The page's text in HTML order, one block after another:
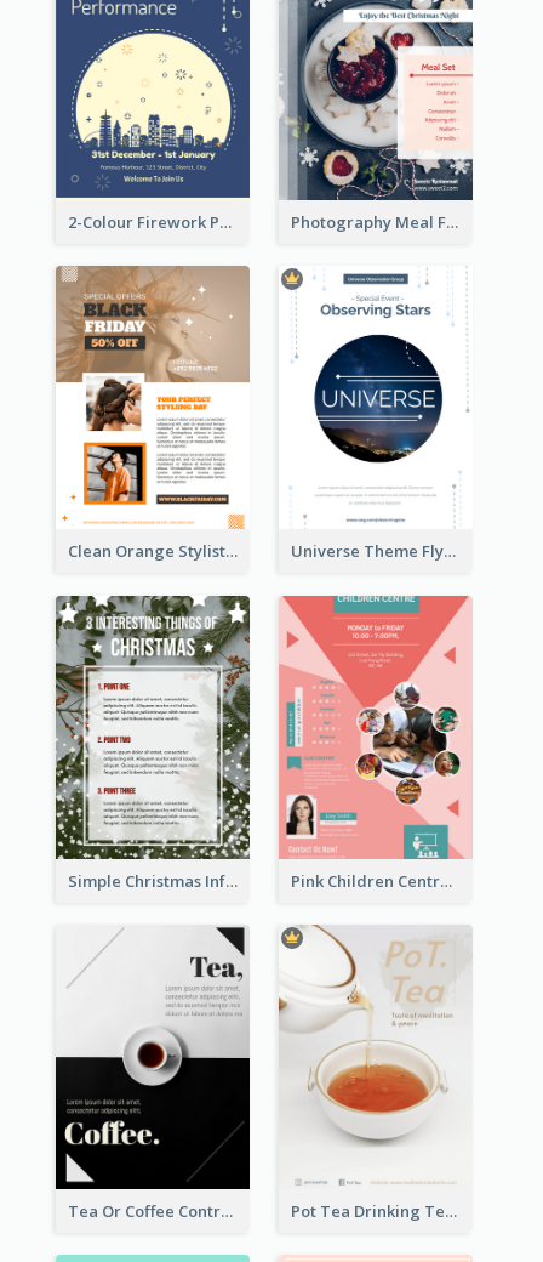
2-Colour Firework Performance With City Background Photography Meal Flyer For Christmas Dinner
Clean Orange Stylist Promotion Flyer Design Template Universe Theme Flyer With Decoration
Simple Christmas Informative Poster Pink Children Centre Flyer
Tea Or Coffee Contrast Flyer Pot Tea Drinking Tea Online Shop